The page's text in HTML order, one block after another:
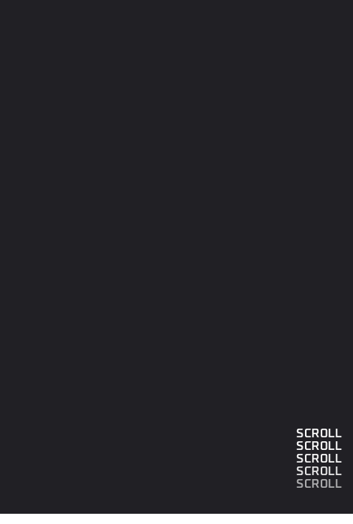
SCROLL
SCROLL
SCROLL
SCROLL
SCROLL